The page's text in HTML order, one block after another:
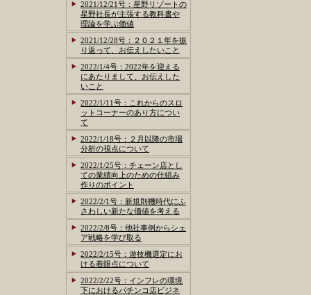
2021/12/21号：星野リゾートの
星野社長が主張する教科書や
理論を学ぶ価値
2021/12/28号：２０２１年を振
り返って、お伝えしたいこと
2022/1/4号：2022年を迎える
にあたりまして、お伝えした
いこと
2022/1/11号：これからのスロ
ットコーナーのあり方につい
て
2022/1/18号：２月以降の市場
分析の視点について
2022/1/25号：チェーン店とし
ての業績向上のための仕組み
作りのポイント
2022/2/1号：新規則機時代にふ
さわしい新たな価値を考える
2022/2/8号：他社事例からシェ
ア戦略を学び取る
2022/2/15号：遊技機選定にお
ける着眼点について
2022/2/22号：インフレの環境
下におけるパチンコ店ビジネ